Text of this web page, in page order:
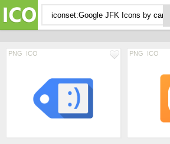
PNG ICO PNG ICO